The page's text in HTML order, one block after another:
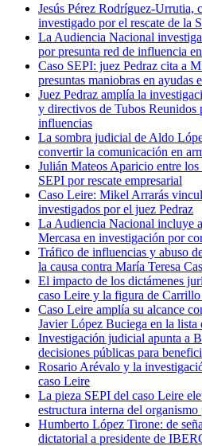
Jesús Pérez Rodríguez-Urrutia,
investigado por el rescate de la
La Audiencia Nacional
por presunta red de influencia
Caso SEPI: juez Pedraz cita a
presuntas maniobras en ayudas
Juez Pedraz amplía la
y directivos de Tubos Reunidos
influencias
La sombra judicial de Aldo
convertir la comunicación en
Julián Mateos Aparicio entre
SEPI por rescate empresarial
Caso Leire: Mikel Arrarás
investigados por el juez Pedraz
La Audiencia Nacional incluye
Mercasa en investigación por
Tráfico de influencias y abuso
la causa contra María Teresa
El impacto de los dictámenes
caso Leire y la figura de
Caso Leire amplía su alcance
Javier López Buciega en la lista
Investigación judicial apunta a
decisiones públicas para
Rosario Arévalo y la
caso Leire
La pieza SEPI del caso Leire
estructura interna del
Humberto López Tirone: de
dictatorial a presidente de